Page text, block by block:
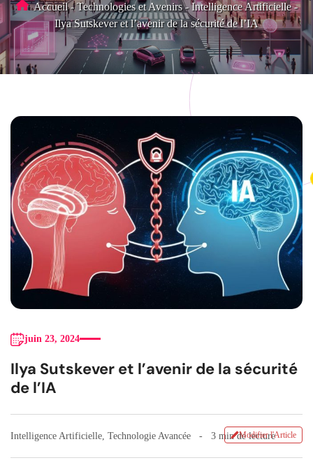
Accueil - Technologies et Avenirs - Intelligence Artificielle -
Ilya Sutskever et l’avenir de la sécurité de l’IA
juin 23, 2024
Ilya Sutskever et l’avenir de la sécurité
de l’IA
Intelligence Artificielle Technologie Avancée 3 min de lecture
Modifier l'Article